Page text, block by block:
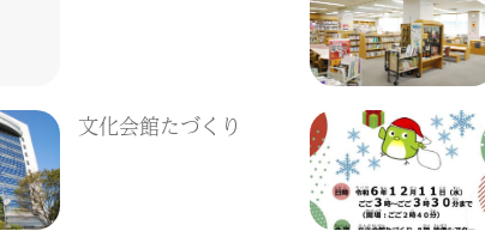
文化会館たづくり